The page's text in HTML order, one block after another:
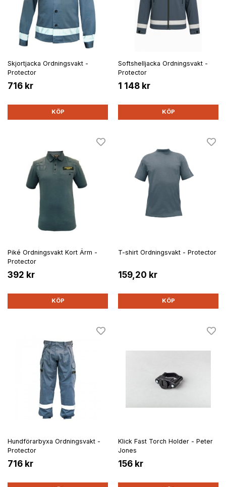
Skjortjacka Ordningsvakt -
Protector
716 kr
KÖP
Softshelljacka Ordningsvakt -
Protector
1 148 kr
KÖP
Piké Ordningsvakt Kort Ärm -
Protector
392 kr
KÖP
T-shirt Ordningsvakt - Protector
159,20 kr
KÖP
Hundförarbyxa Ordningsvakt -
Protector
716 kr
Klick Fast Torch Holder - Peter
Jones
156 kr